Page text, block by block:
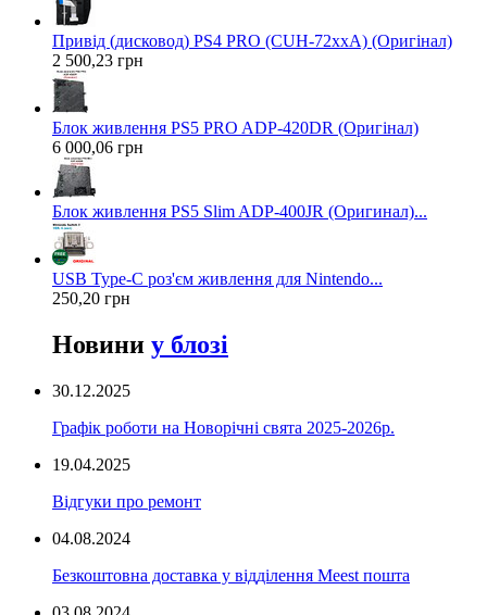
Привід (дисковод) PS4 PRO (CUH-72xxA) (Оригінал)
2 500,23 грн
Блок живлення PS5 PRO ADP-420DR (Оригінал)
6 000,06 грн
Блок живлення PS5 Slim ADP-400JR (Оригинал)...
USB Type-C роз'єм живлення для Nintendo...
250,20 грн
Новини у блозі
30.12.2025
Графік роботи на Новорічні свята 2025-2026р.
19.04.2025
Відгуки про ремонт
04.08.2024
Безкоштовна доставка у відділення Meest пошта